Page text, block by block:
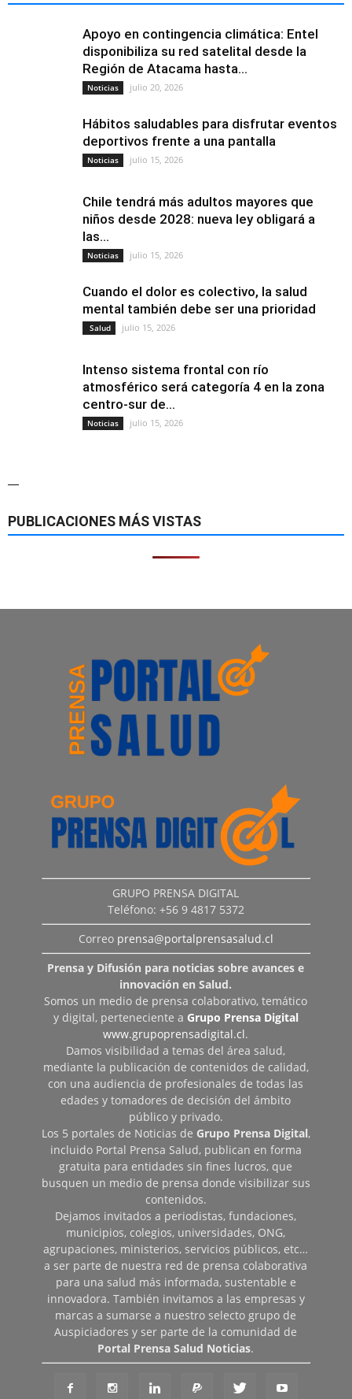
Apoyo en contingencia climática: Entel
disponibiliza su red satelital desde la
Región de Atacama hasta...
Noticias julio 20, 2026
Hábitos saludables para disfrutar eventos
deportivos frente a una pantalla
Noticias julio 15, 2026
Chile tendrá más adultos mayores que
niños desde 2028: nueva ley obligará a
las...
Noticias julio 15, 2026
Cuando el dolor es colectivo, la salud
mental también debe ser una prioridad
Salud julio 15, 2026
Intenso sistema frontal con río
atmosférico será categoría 4 en la zona
centro-sur de...
Noticias julio 15, 2026
—
PUBLICACIONES MÁS VISTAS
GRUPO PRENSA DIGITAL
Teléfono: +56 9 4817 5372
Correo prensa@portalprensasalud.cl
Prensa y Difusión para noticias sobre avances e
innovación en Salud.
Somos un medio de prensa colaborativo, temático
y digital, perteneciente a Grupo Prensa Digital
www.grupoprensadigital.cl.
Damos visibilidad a temas del área salud,
mediante la publicación de contenidos de calidad,
con una audiencia de profesionales de todas las
edades y tomadores de decisión del ámbito
público y privado.
Los 5 portales de Noticias de Grupo Prensa Digital,
incluido Portal Prensa Salud, publican en forma
gratuita para entidades sin fines lucros, que
busquen un medio de prensa donde visibilizar sus
contenidos.
Dejamos invitados a periodistas, fundaciones,
municipios, colegios, universidades, ONG,
agrupaciones, ministerios, servicios públicos, etc…
a ser parte de nuestra red de prensa colaborativa
para una salud más informada, sustentable e
innovadora. También invitamos a las empresas y
marcas a sumarse a nuestro selecto grupo de
Auspiciadores y ser parte de la comunidad de
Portal Prensa Salud Noticias.